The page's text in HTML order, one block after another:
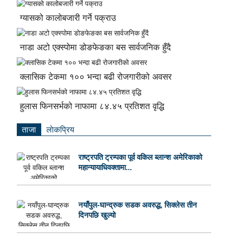
ग्यासको कालोबजारी गर्ने पक्राउ
नाडा अटो एक्स्पोमा डोङफेङका बस सार्वजनिक हुँदै
क्लासिक टेकमा १०० भन्दा बढी रोजगारीको अवसर
हुलास फिनसर्भको नाफामा ८४.४५ प्रतिशत वृद्धि
ताजा लाेकप्रिय
राष्ट्रपति ट्रम्पका पूर्व वकिल ब्लान्श अमेरिकाको
महान्यायाधिवक्तामा...
नयाँपुल-घान्द्रुक सडक अवरुद्ध, सिक्लेस तीन
दिनपछि खुल्यो